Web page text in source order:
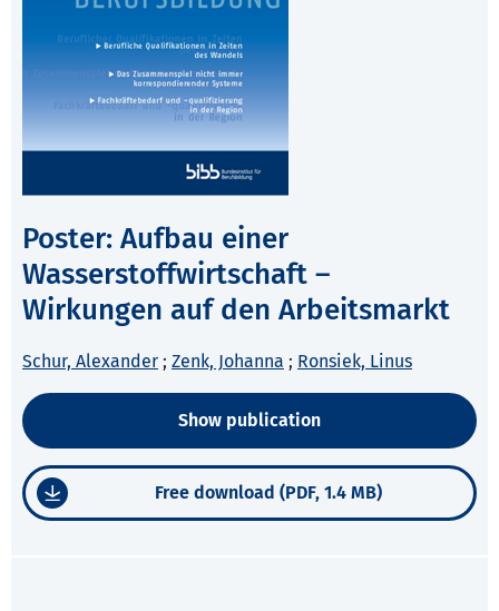
Poster: Aufbau einer
Wasserstoffwirtschaft –
Wirkungen auf den Arbeitsmarkt
Schur, Alexander ; Zenk, Johanna ; Ronsiek, Linus
Show publication
Free download (PDF, 1.4 MB)